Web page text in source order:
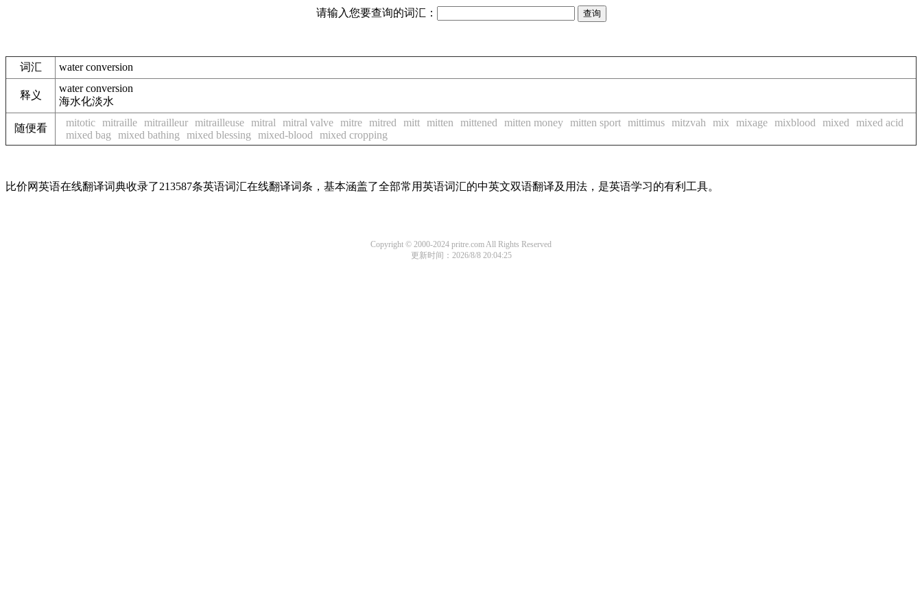
请输入您要查询的词汇：
词汇 water conversion
释义
water conversion
海水化淡水
随便看 mitotic mitraille mitrailleur mitrailleuse mitral mitral valve mitre mitred mitt mitten mittened mitten money mitten sport mittimus mitzvah mix mixage mixblood mixed
mixed acid
mixed bag
mixed bathing mixed blessing mixed-blood mixed cropping
比价网英语在线翻译词典收录了213587条英语词汇在线翻译词条，基本涵盖了全部常用英语词汇的中英文双语翻译及用法，是英语学习的有利工具。
Copyright © 2000-2024 pritre.com All Rights Reserved
更新时间：2026/8/8 20:04:25